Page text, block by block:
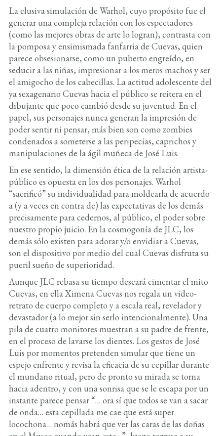
La elusiva simulación de Warhol, cuyo propósito fue el
generar una compleja relación con los espectadores
(como las mejores obras de arte lo logran), contrasta con
la pomposa y ensimismada fanfarria de Cuevas, quien
parece obsesionarse, como un puberto engreído, en
seducir a las niñas, impresionar a los meros machos y ser
el amigocho de los cabecillas. La actitud adolescente del
ya sexagenario Cuevas hacia el público se reitera en el
dibujante que poco cambió desde su juventud. En el
papel, sus personajes nunca generan la impresión de
poder sentir ni pensar, más bien son como zombies
condenados a someterse a las peripecias, caprichos y
manipulaciones de la ágil muñeca de José Luis.
En ese sentido, la dimensión ética de la relación artista-
público es opuesta en los dos personajes. Warhol
“sacrificó” su individualidad para moldearla de acuerdo
a (y a veces en contra de) las expectativas de los demás
precisamente para cedernos, al público, el poder sobre
nuestro propio juicio. En la cosmogonía de JLC, los
demás sólo existen para adorar y/o envidiar a Cuevas,
son el dispositivo por medio del cual Cuevas disfruta su
pueril sueño de superioridad.
Aunque JLC rebasa su tiempo deseará cimentar el mito
Cuevas, en ella Ximena Cuevas nos regala un video-
retrato de cuerpo completo y a escala real, revelador y
devastador (a lo mejor sin serlo intencionalmente). Una
pila de cuatro monitores muestran a su padre de frente,
en el proceso de lavarse los dientes. Los gestos de José
Luis por momentos pretenden simular que tiene un
espejo enfrente y revisa la eficacia de su cepillar durante
el mundano ritual, pero de pronto su mirada se torna
hacia adentro, y con una sonrisa que se le escapa por un
instante parece pensar “… ora sí que todos se van a sacar
de onda… esta cepillada me cae que está super
locochona… nomás habrá que ver las caras de las doñas